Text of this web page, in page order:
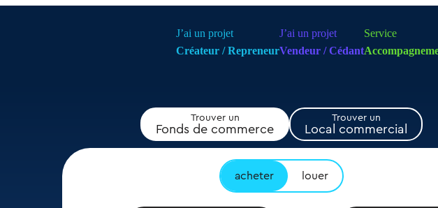
J’ai un projet
Créateur / Repreneur
J’ai un projet
Vendeur / Cédant
Service
Trouver un
Fonds de commerce
Trouver un
Local commercial
acheter louer